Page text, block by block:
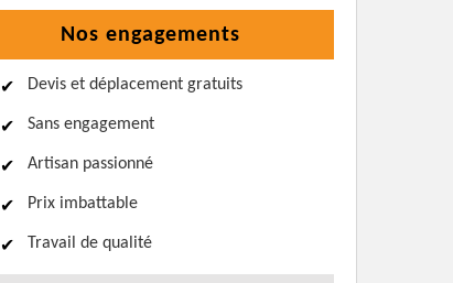
Nos engagements
Devis et déplacement gratuits
Sans engagement
Artisan passionné
Prix imbattable
Travail de qualité